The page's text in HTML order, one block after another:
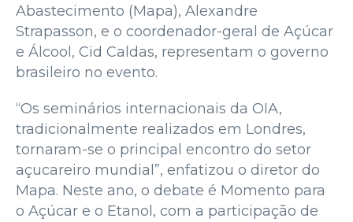
Abastecimento (Mapa), Alexandre
Strapasson, e o coordenador-geral de Açúcar
e Álcool, Cid Caldas, representam o governo
brasileiro no evento.
“Os seminários internacionais da OIA,
tradicionalmente realizados em Londres,
tornaram-se o principal encontro do setor
açucareiro mundial”, enfatizou o diretor do
Mapa. Neste ano, o debate é Momento para
o Açúcar e o Etanol, com a participação de